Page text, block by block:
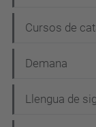
Cursos de
Demana
Llengua de